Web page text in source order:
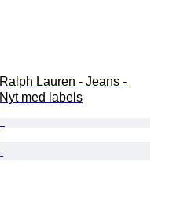
Ralph Lauren - Jeans -
Nyt med labels